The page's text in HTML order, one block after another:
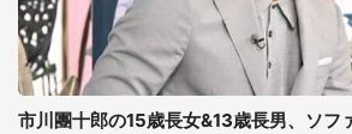
市川團十郎の15歳長女&13歳長男、ソフ